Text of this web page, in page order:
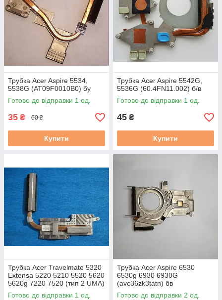
Трубка Acer Aspire 5534,
5538G (AT09F0010B0) бу
Готово до відправки 1 од.
35 ₴ 60 ₴
Купити
Трубка Acer Aspire 5542G,
5536G (60.4FN11.002) б/в
Готово до відправки 1 од.
45 ₴
Купити
Трубка Acer Travelmate 5320
Extensa 5220 5210 5520 5620
5620g 7220 7520 (тип 2 UMA)
(60.4t336.001) бв
Готово до відправки 1 од.
Трубка Acer Aspire 6530
6530g 6930 6930G
(avc36zk3tatn) бв
Готово до відправки 2 од.